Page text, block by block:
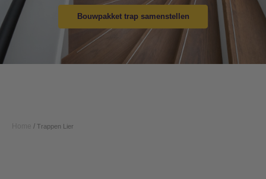
Bouwpakket trap samenstellen
/ Trappen Lier